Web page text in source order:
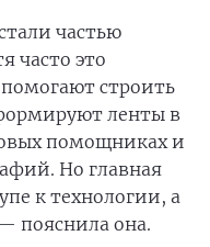
частью
часто это
строить
ленты в
помощниках и
Но главная
к технологии, а
пояснила она.